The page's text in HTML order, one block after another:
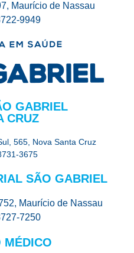
Maurício de Nassau
9949
GABRIEL
CRUZ
565, Nova Santa Cruz
3675
SÃO GABRIEL
Maurício de Nassau
7250
MÉDICO